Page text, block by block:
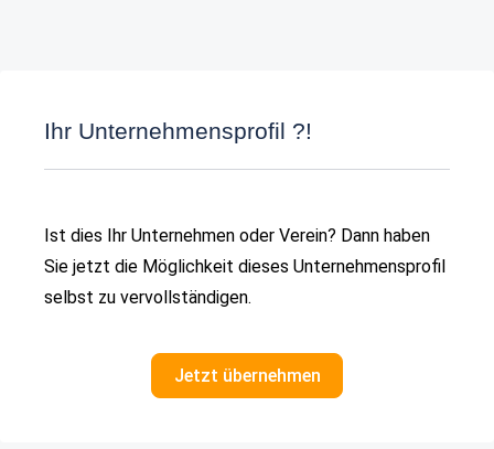
Ihr Unternehmensprofil ?!
Ist dies Ihr Unternehmen oder Verein? Dann haben
Sie jetzt die Möglichkeit dieses Unternehmensprofil
selbst zu vervollständigen.
Jetzt übernehmen